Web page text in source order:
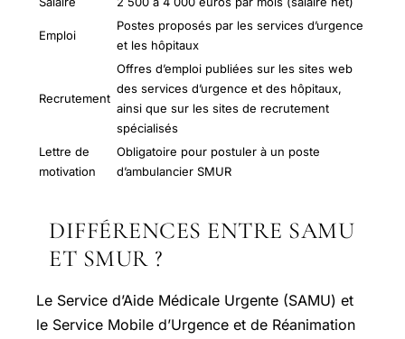
Emploi
Postes proposés par les services d’urgence
et les hôpitaux
Recrutement
Offres d’emploi publiées sur les sites web
des services d’urgence et des hôpitaux,
ainsi que sur les sites de recrutement
spécialisés
Lettre de
motivation
Obligatoire pour postuler à un poste
d’ambulancier SMUR
DIFFÉRENCES ENTRE SAMU
ET SMUR ?
Le Service d’Aide Médicale Urgente (SAMU) et
le Service Mobile d’Urgence et de Réanimation